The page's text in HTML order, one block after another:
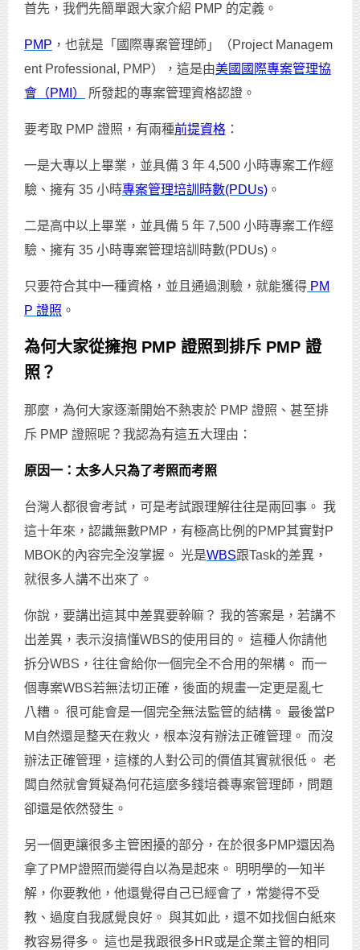
首先，我們先簡單跟大家介紹 PMP 的定義。
PMP ，也就是「國際專案管理師」（Project Managem
ent Professional, PMP），這是由美國國際專案管理協
會（PMI）
所發起的專案管理資格認證。
要考取 PMP 證照，有兩種前提資格 ：
一是大專以上畢業，並具備 3 年 4,500 小時專案工作經
驗、擁有 35 小時專案管理培訓時數(PDUs) 。
二是高中以上畢業，並具備 5 年 7,500 小時專案工作經
驗、擁有 35 小時專案管理培訓時數(PDUs)。
只要符合其中一種資格，並且通過測驗，就能獲得 PM
P 證照 。
為何大家從擁抱 PMP 證照到排斥 PMP 證
照？
那麼，為何大家逐漸開始不熱衷於 PMP 證照、甚至排
斥 PMP 證照呢？我認為有這五大理由：
原因一：太多人只為了考照而考照
台灣人都很會考試，可是考試跟理解往往是兩回事。 我
這十年來，認識無數PMP，有極高比例的PMP其實對P
MBOK的內容完全沒掌握。 光是WBS跟Task的差異，
就很多人講不出來了。
你說，要講出這其中差異要幹嘛？ 我的答案是，若講不
出差異，表示沒搞懂WBS的使用目的。 這種人你請他
拆分WBS，往往會給你一個完全不合用的架構。 而一
個專案WBS若無法切正確，後面的規畫一定更是亂七
八糟。 很可能會是一個完全無法監管的結構。 最後當P
M自然還是整天在救火，根本沒有辦法正確管理。 而沒
辦法正確管理，這樣的人對公司的價值其實就很低。 老
闆自然就會質疑為何花這麼多錢培養專案管理師，問題
卻還是依然發生。
另一個更讓很多主管困擾的部分，在於很多PMP還因為
拿了PMP證照而變得自以為是起來。 明明學的一知半
解，你要教他，他還覺得自己已經會了，常變得不受
教、過度自我感覺良好。 與其如此，還不如找個白紙來
教容易得多。 這也是我跟很多HR或是企業主管的相同